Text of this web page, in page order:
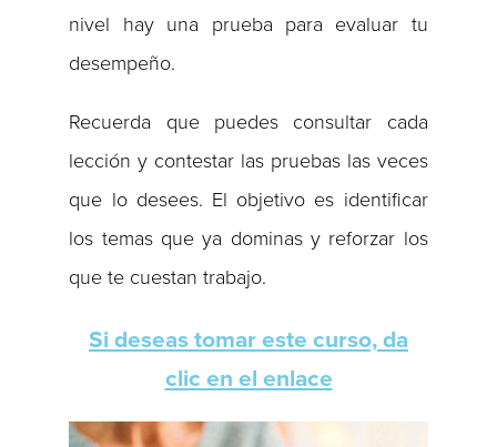
nivel hay una prueba para evaluar tu
desempeño.
Recuerda que puedes consultar cada
lección y contestar las pruebas las veces
que lo desees. El objetivo es identificar
los temas que ya dominas y reforzar los
que te cuestan trabajo.
Si deseas tomar este curso, da
clic en el enlace